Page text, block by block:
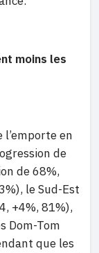
moins les
en
de
de 68%,
le Sud-Est
+4%, 81%),
Dom-Tom
que les